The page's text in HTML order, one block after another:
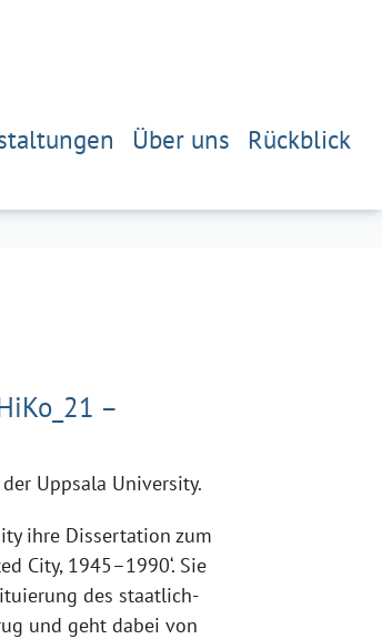
Über uns Rückblick
–
Uppsala University.
ihre Dissertation zum
City, 1945–1990‘. Sie
des staatlich-
und geht dabei von